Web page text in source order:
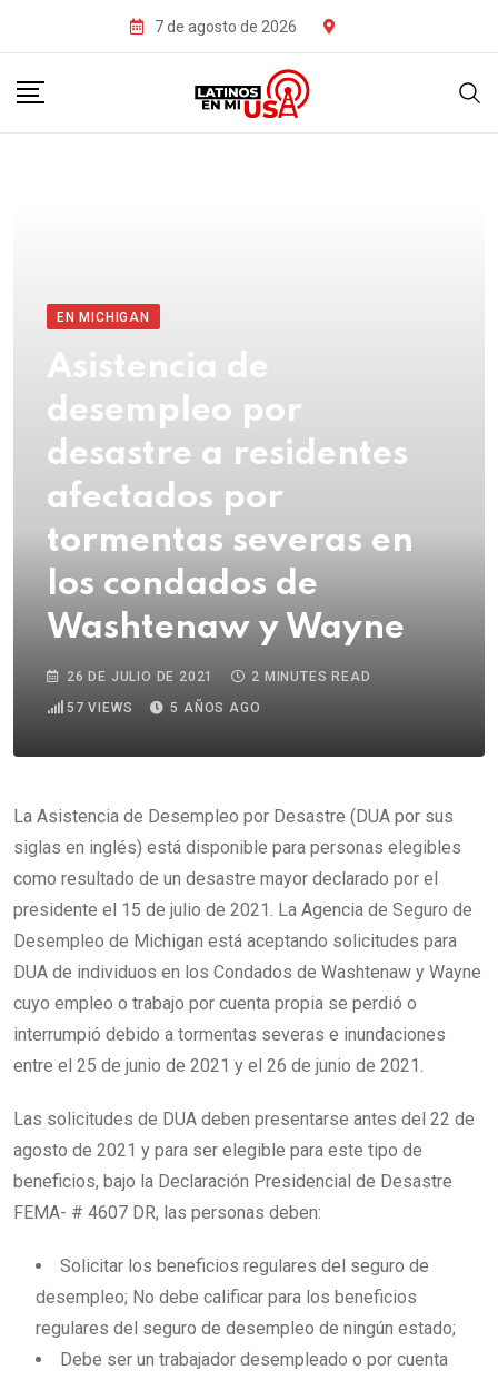
7 de agosto de 2026
EN MICHIGAN
Asistencia de
desempleo por
desastre a residentes
afectados por
tormentas severas en
los condados de
Washtenaw y Wayne
26 DE JULIO DE 2021
2 MINUTES READ
57 VIEWS 5 AÑOS AGO
La Asistencia de Desempleo por Desastre (DUA por sus
siglas en inglés) está disponible para personas elegibles
como resultado de un desastre mayor declarado por el
presidente el 15 de julio de 2021. La Agencia de Seguro de
Desempleo de Michigan está aceptando solicitudes para
DUA de individuos en los Condados de Washtenaw y Wayne
cuyo empleo o trabajo por cuenta propia se perdió o
interrumpió debido a tormentas severas e inundaciones
entre el 25 de junio de 2021 y el 26 de junio de 2021.
Las solicitudes de DUA deben presentarse antes del 22 de
agosto de 2021 y para ser elegible para este tipo de
beneficios, bajo la Declaración Presidencial de Desastre
FEMA- # 4607 DR, las personas deben:
Solicitar los beneficios regulares del seguro de
desempleo; No debe calificar para los beneficios
regulares del seguro de desempleo de ningún estado;
Debe ser un trabajador desempleado o por cuenta